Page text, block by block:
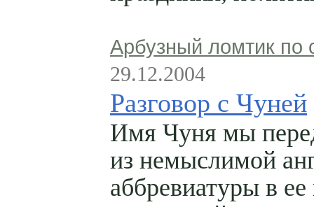
Арбузный ломтик по
29.12.2004
Разговор с Чуней
Имя Чуня мы
из немыслимой
аббревиатуры в ее